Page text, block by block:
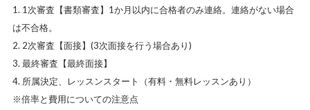
1次審査【書類審査】1か月以内に合格者のみ連絡。連絡がない場合
は不合格。
2次審査【面接】(3次面接を行う場合あり)
最終審査【最終面接】
所属決定、レッスンスタート（有料・無料レッスンあり）
※倍率と費用についての注意点